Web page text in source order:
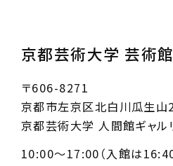
京都芸術大学 芸術館
〒606-8271
京都市左京区北白川瓜生
京都芸術大学 人間館ギャル
10:00〜17:00（入館は16:40